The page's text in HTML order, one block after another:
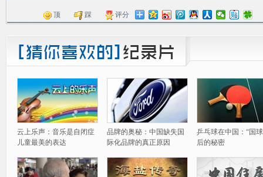
顶 踩 评分
云上乐声：音乐是自闭症
儿童最美的表达
品牌的奥秘：中国缺失国
际化品牌的真正原因
乒乓球在中国：“国
后的秘密